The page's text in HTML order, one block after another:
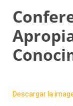
Descargar la